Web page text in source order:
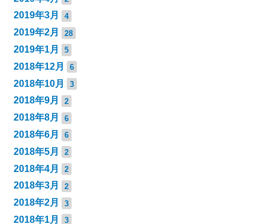
2019年3月 4
2019年2月 28
2019年1月 5
2018年12月 6
2018年10月 3
2018年9月 2
2018年8月 6
2018年6月 6
2018年5月 2
2018年4月 2
2018年3月 2
2018年2月 3
2018年1月 3